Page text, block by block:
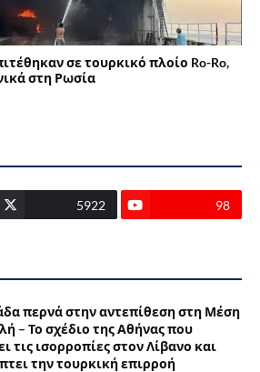
σε τουρκικό πλοίο Ro-Ro,
στη Ρωσία
5922 98
περνά στην αντεπίθεση στη Μέση
– Το σχέδιο της Αθήνας που
τις ισορροπίες στον Λίβανο και
την τουρκική επιρροή